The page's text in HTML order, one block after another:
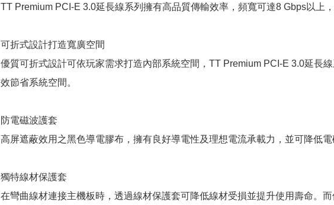
TT Premium PCI-E 3.0延長線系列擁有高品質傳輸效率，頻寬可達8 Gbps以上
可折式設計打造寬廣空間
優質可折式設計可依玩家需求打造內部系統空間，TT Premium PCI-E 3.0延長
效節省系統空間。
防電磁波護套
高屏遮蔽效用之黑色導電膠布，擁有良好導電性及理想電流承載力，並可降低
獨特線材保護套
在彎曲線材連接主機板時，透過線材保護套可降低線材受損並提升使用壽命。